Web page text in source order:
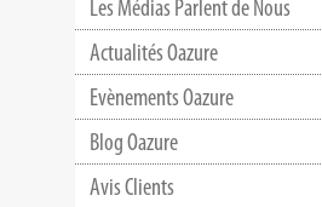
Les Médias Parlent de Nous
Actualités Oazure
Evènements Oazure
Blog Oazure
Avis Clients